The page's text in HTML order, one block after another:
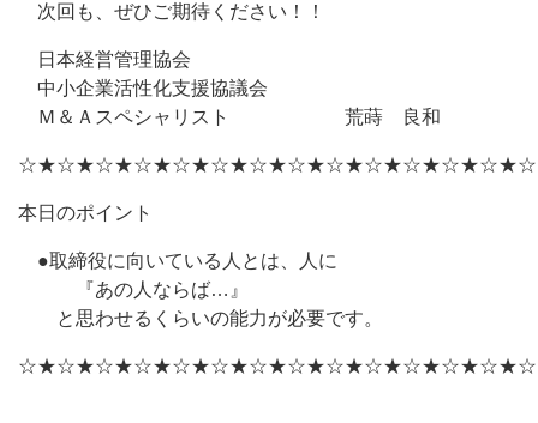
次回も、ぜひご期待ください！！
日本経営管理協会
中小企業活性化支援協議会
Ｍ＆Ａスペシャリスト 荒蒔 良和
本日のポイント
●取締役に向いている人とは、人に
『あの人ならば…』
と思わせるくらいの能力が必要です。